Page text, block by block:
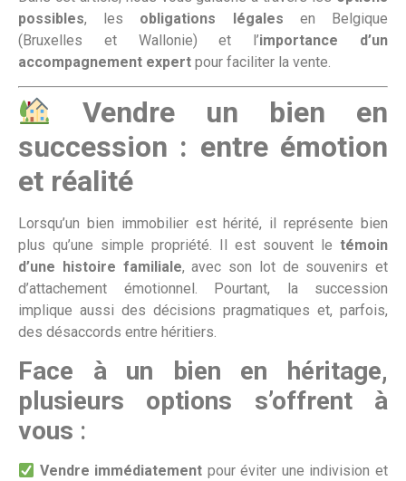
possibles, les obligations légales en Belgique
(Bruxelles et Wallonie) et l’importance d’un
accompagnement expert pour faciliter la vente.
Vendre un bien en
succession : entre émotion
et réalité
Lorsqu’un bien immobilier est hérité, il représente bien
plus qu’une simple propriété. Il est souvent le témoin
d’une histoire familiale, avec son lot de souvenirs et
d’attachement émotionnel. Pourtant, la succession
implique aussi des décisions pragmatiques et, parfois,
des désaccords entre héritiers.
Face à un bien en héritage,
plusieurs options s’offrent à
vous :
Vendre immédiatement pour éviter une indivision et